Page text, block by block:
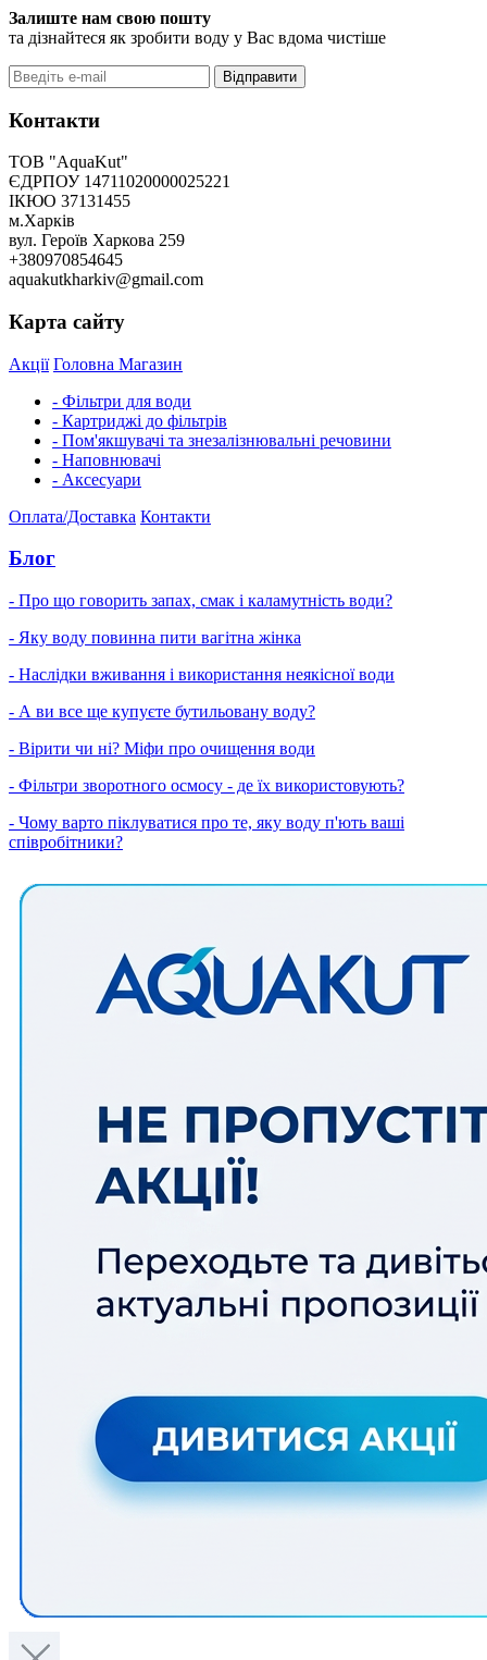
Залиште нам свою пошту
та дізнайтеся як зробити воду у Вас вдома чистіше
Відправити
Контакти
ТОВ "AquaKut"
ЄДРПОУ 14711020000025221
ІКЮО 37131455
м.Харків
вул. Героїв Харкова 259
+380970854645
aquakutkharkiv@gmail.com
Карта сайту
Акції Головна Магазин
- Фільтри для води
- Картриджі до фільтрів
- Пом'якшувачі та знезалізнювальні речовини
- Наповнювачі
- Аксесуари
Оплата/Доставка Контакти
Блог
- Про що говорить запах, смак і каламутність води?
- Яку воду повинна пити вагітна жінка
- Наслідки вживання і використання неякісної води
- А ви все ще купуєте бутильовану воду?
- Вірити чи ні? Міфи про очищення води
- Фільтри зворотного осмосу - де їх використовують?
- Чому варто піклуватися про те, яку воду п'ють ваші
співробітники?